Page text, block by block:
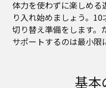
体力を使わずに楽しめ
り入れ始めましょう。
切り替え準備をします。
サポートするのは最小限
基本